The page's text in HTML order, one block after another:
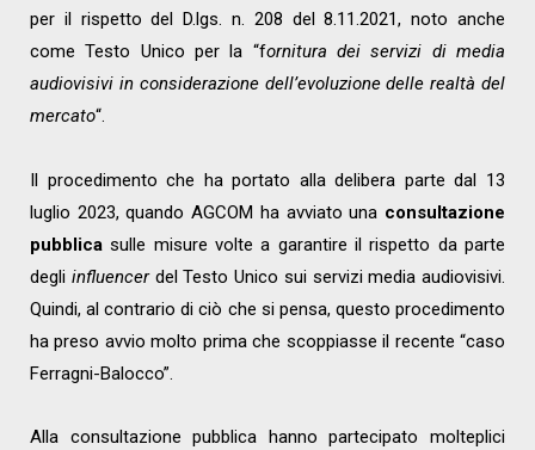
per il rispetto del D.lgs. n. 208 del 8.11.2021, noto anche
come Testo Unico per la “fornitura dei servizi di media
audiovisivi in considerazione dell’evoluzione delle realtà del
mercato“.
Il procedimento che ha portato alla delibera parte dal 13
luglio 2023, quando AGCOM ha avviato una consultazione
pubblica sulle misure volte a garantire il rispetto da parte
degli influencerdel Testo Unico sui servizi media audiovisivi.
Quindi, al contrario di ciò che si pensa, questo procedimento
ha preso avvio molto prima che scoppiasse il recente “caso
Ferragni-Balocco”.
Alla consultazione pubblica hanno partecipato molteplici